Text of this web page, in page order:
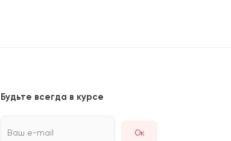
Будьте всегда в курсе
Ваш e-mail